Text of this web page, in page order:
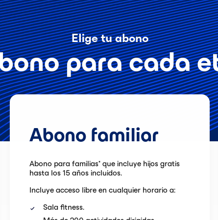
Elige tu abono
para cada
Abono familiar
Abono para familias* que incluye hijos gratis
hasta los 15 años incluidos.
Incluye acceso libre en cualquier horario a:
Sala fitness.